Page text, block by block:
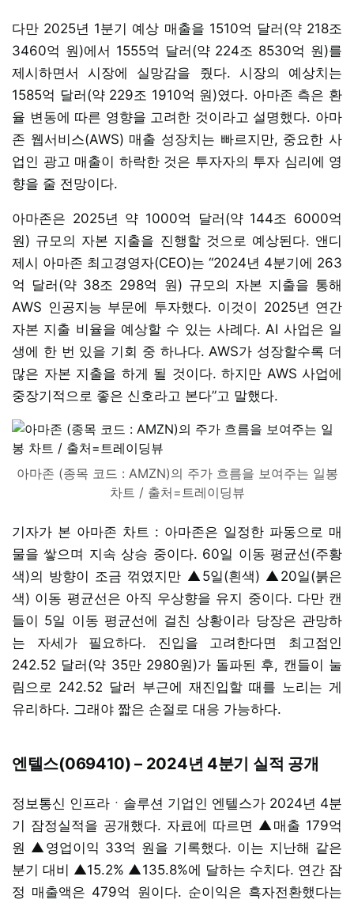
다만 2025년 1분기 예상 매출을 1510억 달러(약 218조
3460억 원)에서 1555억 달러(약 224조 8530억 원)를
제시하면서 시장에 실망감을 줬다. 시장의 예상치는
1585억 달러(약 229조 1910억 원)였다. 아마존 측은 환
율 변동에 따른 영향을 고려한 것이라고 설명했다. 아마
존 웹서비스(AWS) 매출 성장치는 빠르지만, 중요한 사
업인 광고 매출이 하락한 것은 투자자의 투자 심리에 영
향을 줄 전망이다.
아마존은 2025년 약 1000억 달러(약 144조 6000억
원) 규모의 자본 지출을 진행할 것으로 예상된다. 앤디
제시 아마존 최고경영자(CEO)는 “2024년 4분기에 263
억 달러(약 38조 298억 원) 규모의 자본 지출을 통해
AWS 인공지능 부문에 투자했다. 이것이 2025년 연간
자본 지출 비율을 예상할 수 있는 사례다. AI 사업은 일
생에 한 번 있을 기회 중 하나다. AWS가 성장할수록 더
많은 자본 지출을 하게 될 것이다. 하지만 AWS 사업에
중장기적으로 좋은 신호라고 본다”고 말했다.
아마존 (종목 코드 : AMZN)의 주가 흐름을 보여주는 일봉
차트 / 출처=트레이딩뷰
기자가 본 아마존 차트 : 아마존은 일정한 파동으로 매
물을 쌓으며 지속 상승 중이다. 60일 이동 평균선(주황
색)의 방향이 조금 꺾였지만 ▲5일(흰색) ▲20일(붉은
색) 이동 평균선은 아직 우상향을 유지 중이다. 다만 캔
들이 5일 이동 평균선에 걸친 상황이라 당장은 관망하
는 자세가 필요하다. 진입을 고려한다면 최고점인
242.52 달러(약 35만 2980원)가 돌파된 후, 캔들이 눌
림으로 242.52 달러 부근에 재진입할 때를 노리는 게
유리하다. 그래야 짧은 손절로 대응 가능하다.
엔텔스(069410) – 2024년 4분기 실적 공개
정보통신 인프라ㆍ솔루션 기업인 엔텔스가 2024년 4분
기 잠정실적을 공개했다. 자료에 따르면 ▲매출 179억
원 ▲영업이익 33억 원을 기록했다. 이는 지난해 같은
분기 대비 ▲15.2% ▲135.8%에 달하는 수치다. 연간 잠
정 매출액은 479억 원이다. 순이익은 흑자전환했다는